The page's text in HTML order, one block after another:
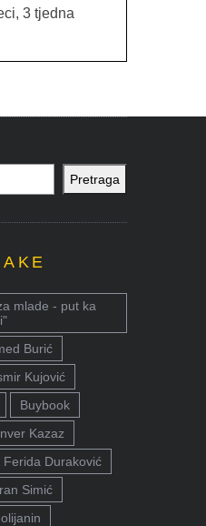
3 tjedna
Pretraga
mlade - put ka
Burić
Kujović
Buybook
Kazaz
Ferida Duraković
Simić